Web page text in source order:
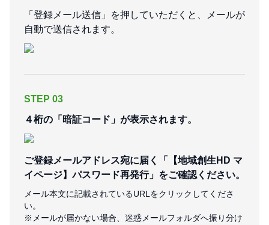
「登録メール送信」を押していただくと、メールが
自動で送信されます。
STEP 03
４桁の「暗証コード」が表示されます。
ご登録メールアドレス宛に届く「【地域創生HD マ
イページ】パスワード再発行」をご確認ください。
メール本文に記載されているURLをクリックしてくださ
い。
※メールが届かない場合、迷惑メールフォルダへ振り分け